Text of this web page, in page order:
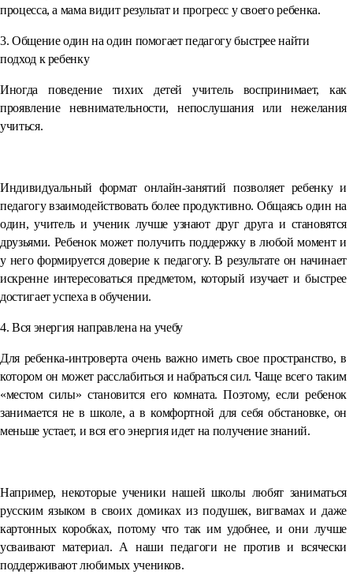
процесса, а мама видит результат и прогресс у своего ребенка.
3. Общение один на один помогает педагогу быстрее найти
подход к ребенку
Иногда поведение тихих детей учитель воспринимает, как
проявление невнимательности, непослушания или нежелания
учиться.
Индивидуальный формат онлайн-занятий позволяет ребенку и
педагогу взаимодействовать более продуктивно. Общаясь один на
один, учитель и ученик лучше узнают друг друга и становятся
друзьями. Ребенок может получить поддержку в любой момент и
у него формируется доверие к педагогу. В результате он начинает
искренне интересоваться предметом, который изучает и быстрее
достигает успеха в обучении.
4. Вся энергия направлена на учебу
Для ребенка-интроверта очень важно иметь свое пространство, в
котором он может расслабиться и набраться сил. Чаще всего таким
«местом силы» становится его комната. Поэтому, если ребенок
занимается не в школе, а в комфортной для себя обстановке, он
меньше устает, и вся его энергия идет на получение знаний.
Например, некоторые ученики нашей школы любят заниматься
русским языком в своих домиках из подушек, вигвамах и даже
картонных коробках, потому что так им удобнее, и они лучше
усваивают материал. А наши педагоги не против и всячески
поддерживают любимых учеников.